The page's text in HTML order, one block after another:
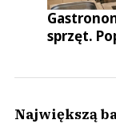
sprzęt.
Największą